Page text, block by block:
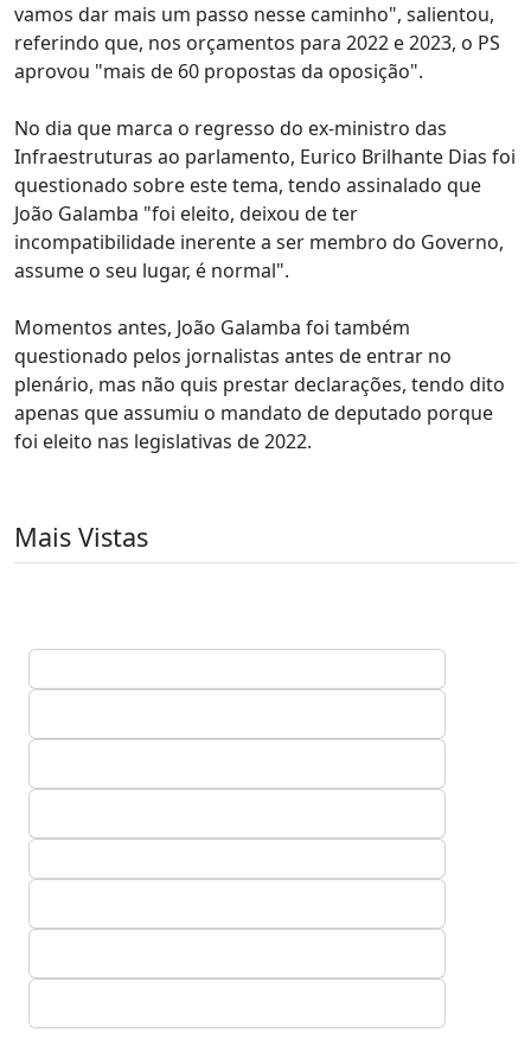
vamos dar mais um passo nesse caminho", salientou,
referindo que, nos orçamentos para 2022 e 2023, o PS
aprovou "mais de 60 propostas da oposição".
No dia que marca o regresso do ex-ministro das
Infraestruturas ao parlamento, Eurico Brilhante Dias foi
questionado sobre este tema, tendo assinalado que
João Galamba "foi eleito, deixou de ter
incompatibilidade inerente a ser membro do Governo,
assume o seu lugar, é normal".
Momentos antes, João Galamba foi também
questionado pelos jornalistas antes de entrar no
plenário, mas não quis prestar declarações, tendo dito
apenas que assumiu o mandato de deputado porque
foi eleito nas legislativas de 2022.
Mais Vistas